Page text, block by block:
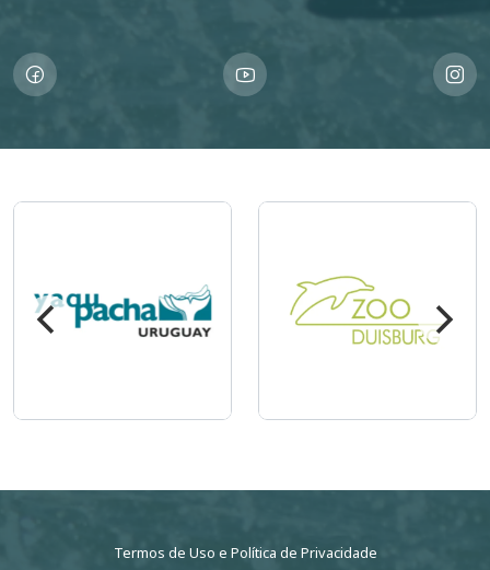
Imagem Imagem
Termos de Uso e Política de Privacidade